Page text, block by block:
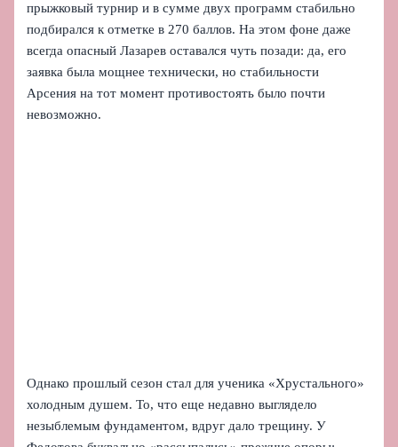
прыжковый турнир и в сумме двух программ стабильно
подбирался к отметке в 270 баллов. На этом фоне даже
всегда опасный Лазарев оставался чуть позади: да, его
заявка была мощнее технически, но стабильности
Арсения на тот момент противостоять было почти
невозможно.
Однако прошлый сезон стал для ученика «Хрустального»
холодным душем. То, что еще недавно выглядело
незыблемым фундаментом, вдруг дало трещину. У